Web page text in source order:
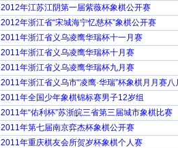
2012年江苏江阴第一届紫薇杯象棋公开赛
2012年浙江省“宋城海宁忆慈杯”象棋公开赛
2011年浙江省义乌凌鹰华瑞杯十一月赛
2011年浙江省义乌凌鹰华瑞杯十月赛
2011年浙江省义乌凌鹰华瑞杯九月赛
2011年浙江省义乌市“凌鹰·华瑞”杯象棋月月赛八
2011年全国少年象棋锦标赛男子12岁组
2011年“佑利杯”苏浙皖三省第三届城市象棋比赛
2011年第七届南京弈杰杯象棋公开赛
2011年重庆棋友会所贺岁杯象棋个人赛